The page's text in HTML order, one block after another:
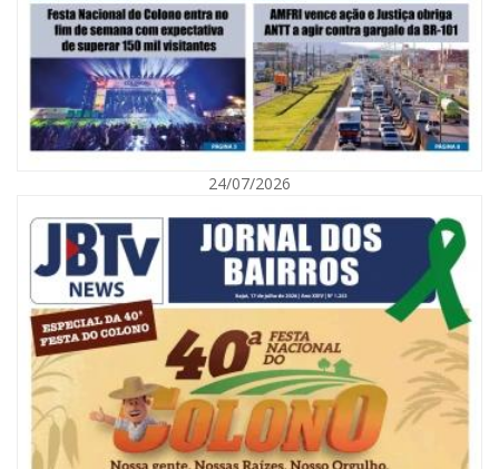
09/08/2026 | 07:00
Mostra Literária ocorrerá no Teatro Bruno Nitz dia 15 de agosto
GERAL
24/07/2026